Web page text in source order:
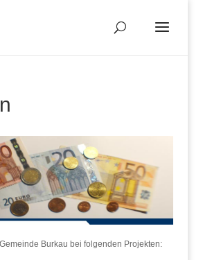
Burkau bei folgenden Projekten: